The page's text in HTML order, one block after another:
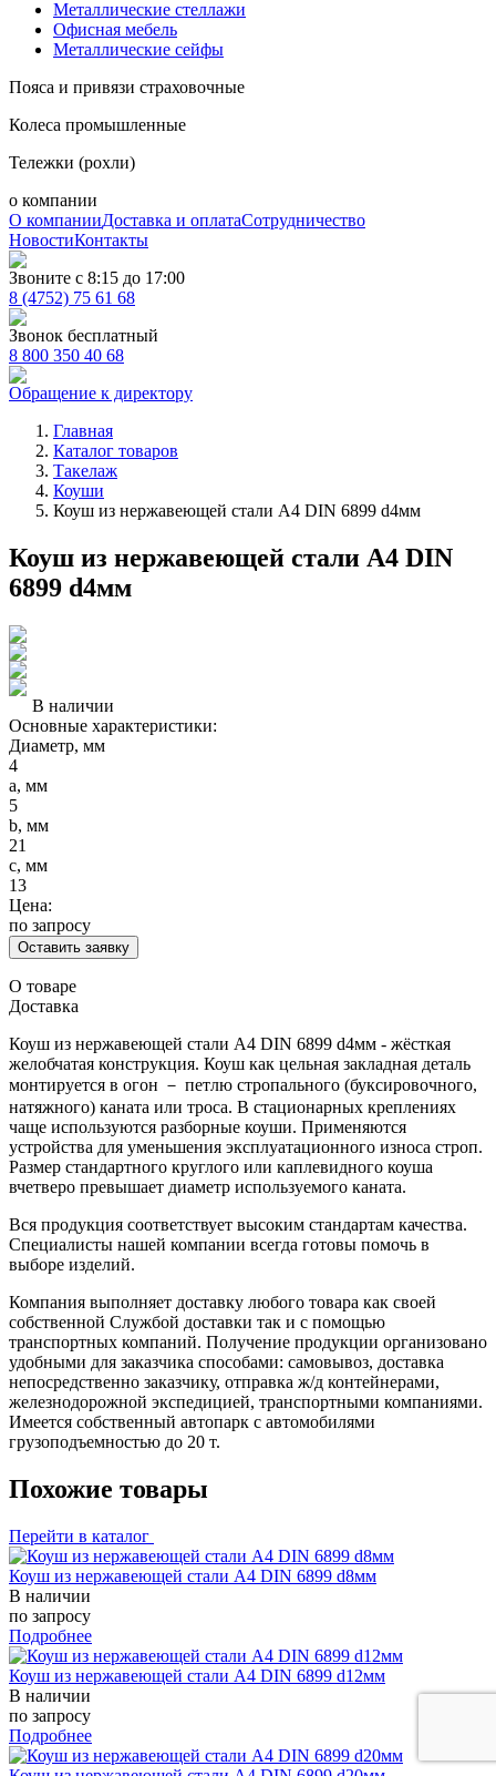
Металлические стеллажи
Офисная мебель
Металлические сейфы
Пояса и привязи страховочные
Колеса промышленные
Тележки (рохли)
о компании
О компанииДоставка и оплатаСотрудничество
НовостиКонтакты
Звоните с 8:15 до 17:00
8 (4752) 75 61 68
Звонок бесплатный
8 800 350 40 68
Обращение к директору
Главная
Каталог товаров
Такелаж
Коуши
Коуш из нержавеющей стали А4 DIN 6899 d4мм
Коуш из нержавеющей стали А4 DIN
6899 d4мм
В наличии
Основные характеристики:
Диаметр, мм
4
a, мм
5
b, мм
21
c, мм
13
Цена:
по запросу
Оставить заявку
О товаре
Доставка
Коуш из нержавеющей стали А4 DIN 6899 d4мм - жёсткая
желобчатая конструкция. Коуш как цельная закладная деталь
монтируется в огон － петлю стропального (буксировочного,
натяжного) каната или троса. В стационарных креплениях
чаще используются разборные коуши. Применяются
устройства для уменьшения эксплуатационного износа строп.
Размер стандартного круглого или каплевидного коуша
вчетверо превышает диаметр используемого каната.
Вся продукция соответствует высоким стандартам качества.
Специалисты нашей компании всегда готовы помочь в
выборе изделий.
Компания выполняет доставку любого товара как своей
собственной Службой доставки так и с помощью
транспортных компаний. Получение продукции организовано
удобными для заказчика способами: самовывоз, доставка
непосредственно заказчику, отправка ж/д контейнерами,
железнодорожной экспедицией, транспортными компаниями.
Имеется собственный автопарк с автомобилями
грузоподъемностью до 20 т.
Похожие товары
Перейти в каталог
Коуш из нержавеющей стали А4 DIN 6899 d8мм
В наличии
по запросу
Подробнее
Коуш из нержавеющей стали А4 DIN 6899 d12мм
В наличии
по запросу
Подробнее